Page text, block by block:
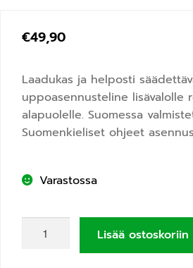
€49,90
Laadukas ja helposti
uppoasennusteline lisävalolle
alapuolelle. Suomessa
Suomenkieliset ohjeet
Varastossa
Lisää ostoskoriin